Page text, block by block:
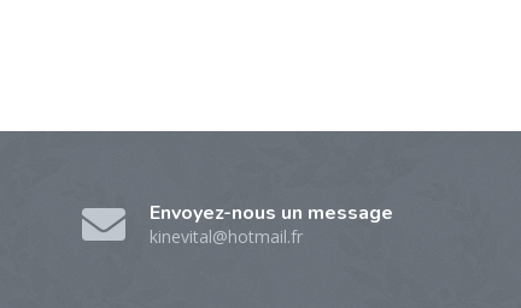
Envoyez-nous un message
kinevital@hotmail.fr